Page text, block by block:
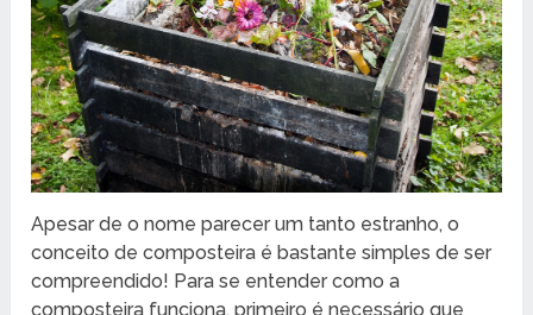
Apesar de o nome parecer um tanto estranho, o
conceito de composteira é bastante simples de ser
compreendido! Para se entender como a
composteira funciona, primeiro é necessário que